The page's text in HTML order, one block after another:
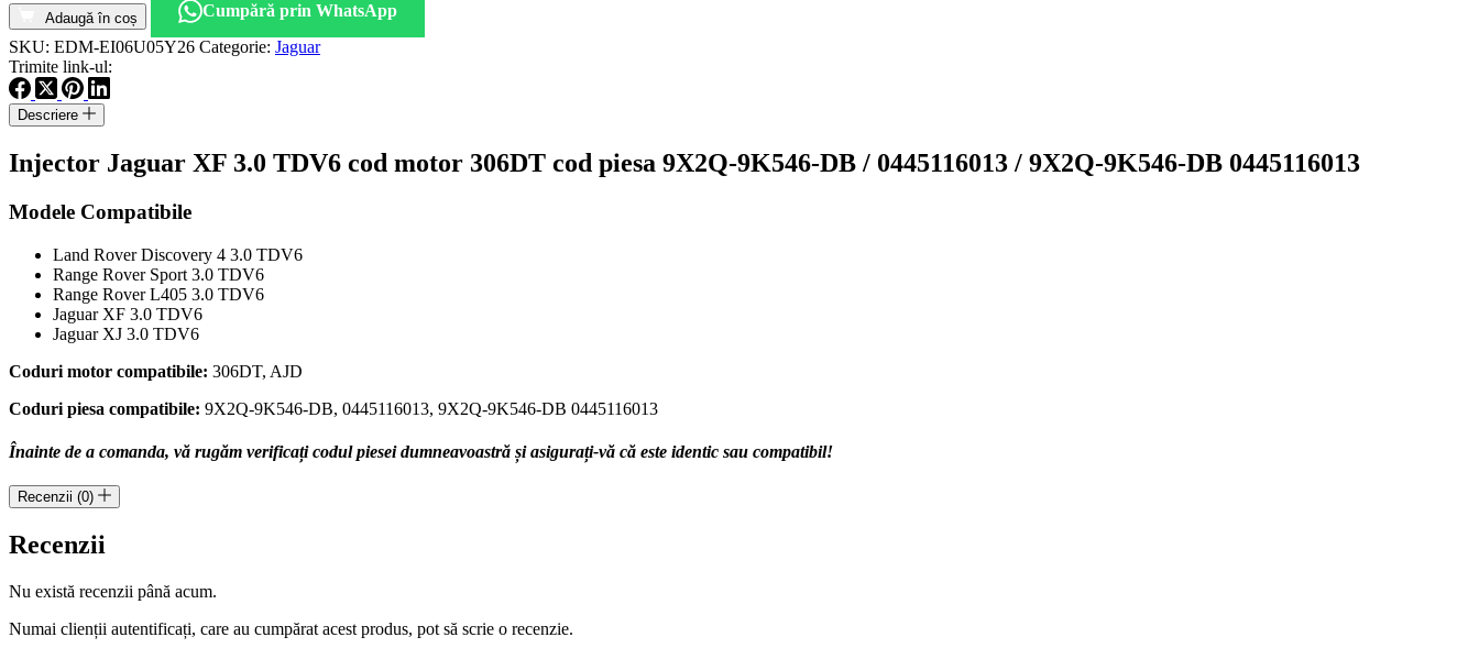
3.0
TDV6
cod
motor
306DT
piesa
9X2Q-
DB
Adaugă în coș
Cumpără prin WhatsApp
SKU: EDM-EI06U05Y26 Categorie: Jaguar
Trimite link-ul:
Descriere
Injector Jaguar XF 3.0 TDV6 cod motor 306DT cod piesa 9X2Q-9K546-DB / 0445116013 / 9X2Q-9K546-DB 0445116013
Modele Compatibile
Land Rover Discovery 4 3.0 TDV6
Range Rover Sport 3.0 TDV6
Range Rover L405 3.0 TDV6
Jaguar XF 3.0 TDV6
Jaguar XJ 3.0 TDV6
Coduri motor compatibile: 306DT, AJD
Coduri piesa compatibile: 9X2Q-9K546-DB, 0445116013, 9X2Q-9K546-DB 0445116013
Înainte de a comanda, vă rugăm verificați codul piesei dumneavoastră și asigurați-vă că este identic sau compatibil!
Recenzii (0)
Recenzii
Nu există recenzii până acum.
Numai clienții autentificați, care au cumpărat acest produs, pot să scrie o recenzie.